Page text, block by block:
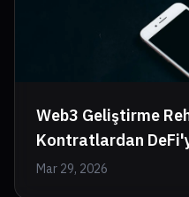
Web3 Geliştirme
Kontratlardan
Mar 29, 2026